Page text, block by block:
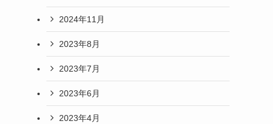
2024年11月
2023年8月
2023年7月
2023年6月
2023年4月